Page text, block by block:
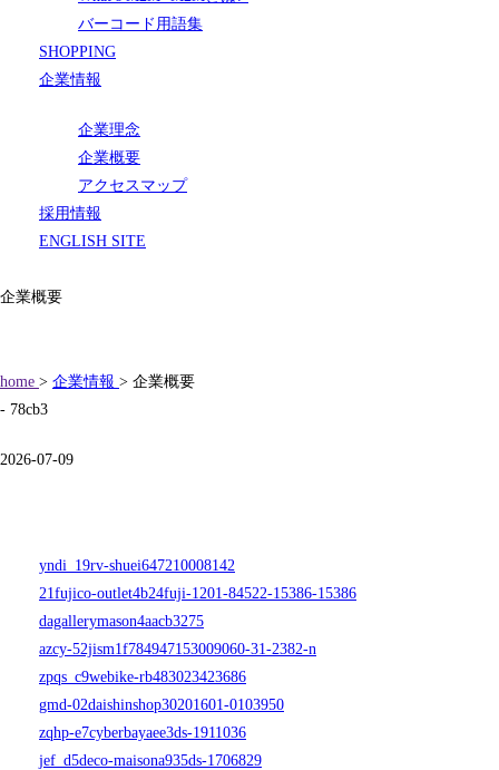
バーコード用語集
SHOPPING
企業情報
企業理念
企業概要
アクセスマップ
採用情報
ENGLISH SITE
企業概要
home > 企業情報 > 企業概要
- 78cb3
2026-07-09
yndi_19rv-shuei647210008142
21fujico-outlet4b24fuji-1201-84522-15386-15386
dagallerymason4aacb3275
azcy-52jism1f784947153009060-31-2382-n
zpqs_c9webike-rb483023423686
gmd-02daishinshop30201601-0103950
zqhp-e7cyberbayaee3ds-1911036
jef_d5deco-maisona935ds-1706829